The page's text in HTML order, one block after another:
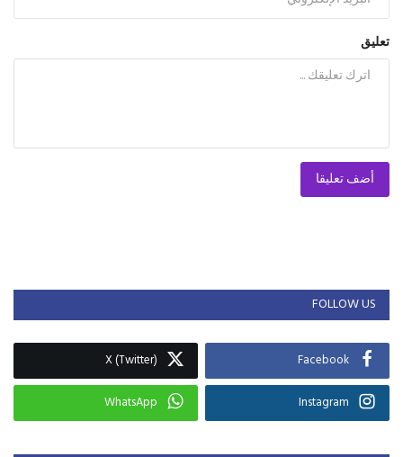
تعليق
أضف تعليقا
FOLLOW US
Facebook
X (Twitter)
Instagram
WhatsApp